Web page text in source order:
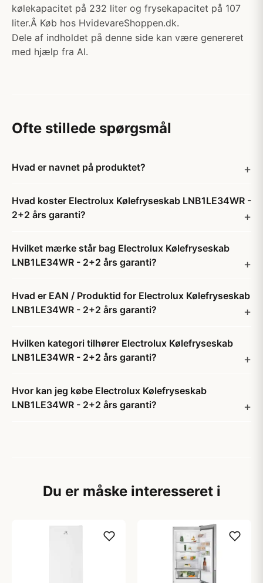
kølekapacitet på 232 liter og frysekapacitet på 107
liter.Â Køb hos HvidevareShoppen.dk.
Dele af indholdet på denne side kan være genereret
med hjælp fra AI.
Ofte stillede spørgsmål
Hvad er navnet på produktet?
Hvad koster Electrolux Kølefryseskab LNB1LE34WR -
2+2 års garanti?
Hvilket mærke står bag Electrolux Kølefryseskab
LNB1LE34WR - 2+2 års garanti?
Hvad er EAN / Produktid for Electrolux Kølefryseskab
LNB1LE34WR - 2+2 års garanti?
Hvilken kategori tilhører Electrolux Kølefryseskab
LNB1LE34WR - 2+2 års garanti?
Hvor kan jeg købe Electrolux Kølefryseskab
LNB1LE34WR - 2+2 års garanti?
Du er måske interesseret i